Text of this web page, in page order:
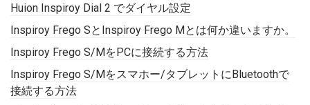
Huion Inspiroy Dial 2 でダイヤル設定
Inspiroy Frego SとInspiroy Frego Mとは何か違いますか。
Inspiroy Frego S/MをPCに接続する方法
Inspiroy Frego S/Mをスマホー/タブレットにBluetoothで
接続する方法